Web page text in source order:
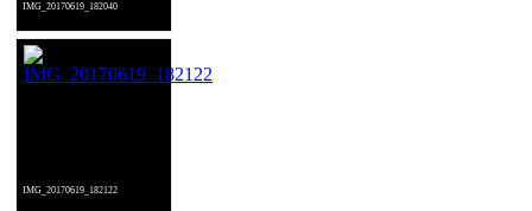
IMG_20170619_182040
IMG_20170619_182122